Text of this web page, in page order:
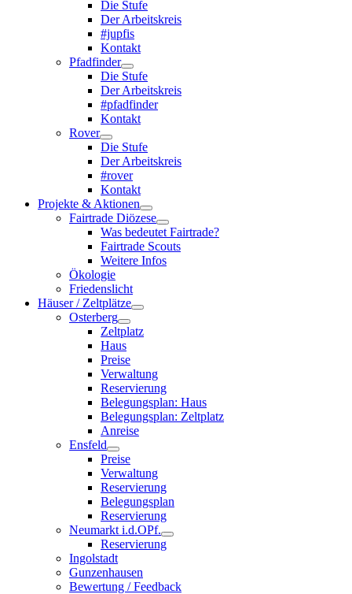
Die Stufe
Der Arbeitskreis
#jupfis
Kontakt
Pfadfinder
Die Stufe
Der Arbeitskreis
#pfadfinder
Kontakt
Rover
Die Stufe
Der Arbeitskreis
#rover
Kontakt
Projekte & Aktionen
Fairtrade Diözese
Was bedeutet Fairtrade?
Fairtrade Scouts
Weitere Infos
Ökologie
Friedenslicht
Häuser / Zeltplätze
Osterberg
Zeltplatz
Haus
Preise
Verwaltung
Reservierung
Belegungsplan: Haus
Belegungsplan: Zeltplatz
Anreise
Ensfeld
Preise
Verwaltung
Reservierung
Belegungsplan
Reservierung
Neumarkt i.d.OPf.
Reservierung
Ingolstadt
Gunzenhausen
Bewertung / Feedback